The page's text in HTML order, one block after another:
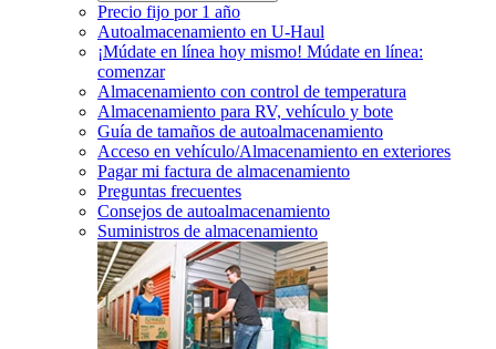
Precio fijo por 1 año
Autoalmacenamiento en U-Haul
¡Múdate en línea hoy mismo! Múdate en línea:
comenzar
Almacenamiento con control de temperatura
Almacenamiento para RV, vehículo y bote
Guía de tamaños de autoalmacenamiento
Acceso en vehículo/Almacenamiento en exteriores
Pagar mi factura de almacenamiento
Preguntas frecuentes
Consejos de autoalmacenamiento
Suministros de almacenamiento